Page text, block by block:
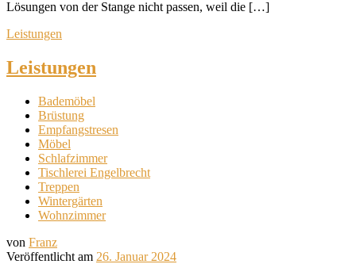
Lösungen von der Stange nicht passen, weil die […]
Leistungen
Leistungen
Bademöbel
Brüstung
Empfangstresen
Möbel
Schlafzimmer
Tischlerei Engelbrecht
Treppen
Wintergärten
Wohnzimmer
von Franz
Veröffentlicht am 26. Januar 2024